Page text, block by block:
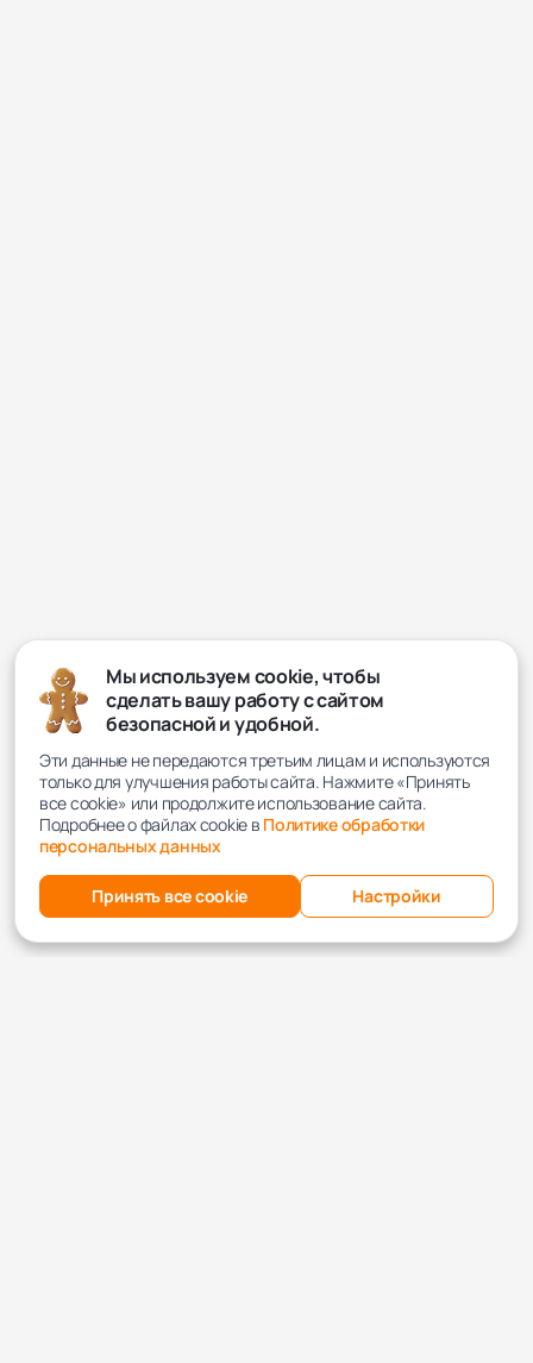
Мы используем cookie, чтобы
сделать вашу работу с сайтом
безопасной и удобной.
Эти данные не передаются третьим лицам и используются
только для улучшения работы сайта. Нажмите «Принять
все cookie» или продолжите использование сайта.
Подробнее о файлах cookie в Политике обработки
персональных данных
Принять все cookie Настройки